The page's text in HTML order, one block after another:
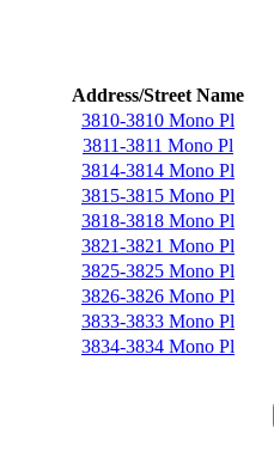
Address/Street Name
3810-3810 Mono Pl
3811-3811 Mono Pl
3814-3814 Mono Pl
3815-3815 Mono Pl
3818-3818 Mono Pl
3821-3821 Mono Pl
3825-3825 Mono Pl
3826-3826 Mono Pl
3833-3833 Mono Pl
3834-3834 Mono Pl